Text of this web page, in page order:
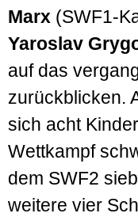
Marx (SWF1-
Yaroslav
auf das
zurückblicken.
sich acht
Wettkampf
dem SWF2
weitere vier